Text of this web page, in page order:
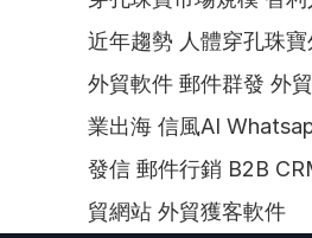
近年趨勢 人體穿孔珠
外貿軟件 郵件群發 外
業出海 信風AI
發信 郵件行銷 B2B
貿網站 外貿獲客軟件